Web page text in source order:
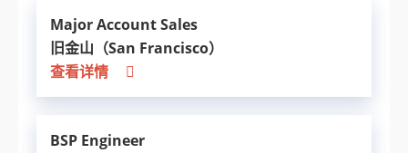
Major Account Sales
旧金山（San Francisco）
查看详情
BSP Engineer